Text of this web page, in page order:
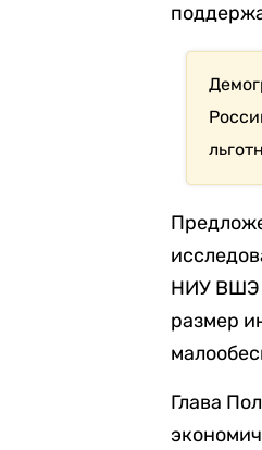
НИУ ВШЭ
размер
Глава